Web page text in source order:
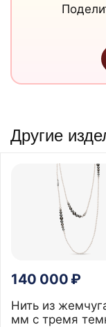
Другие
140 000 ₽
Нить из
мм с тремя